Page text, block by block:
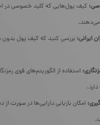
کیف پول‌هایی که کلید خصوصی در
ایرانی: بررسی کنید که کیف پول بدون
استفاده از الگوریتم‌های قوی
امکان بازیابی دارایی‌ها در صورت